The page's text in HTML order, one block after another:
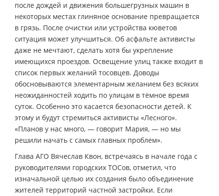
после дождей и движения большегрузных машин в
некоторых местах глиняное основание превращается
в грязь. После очистки или устройства кюветов
ситуация может улучшиться. Об асфальте активисты
даже не мечтают, сделать хотя бы укрепление
имеющихся проездов. Освещение улиц также входит в
список первых желаний тосовцев. Доводы
обосновываются элементарным желанием без всяких
неожиданностей ходить по улицам в тёмное время
суток. Особенно это касается безопасности детей. К
этому и будут стремиться активисты «Лесного».
«Планов у нас много, — говорит Мария, — но мы
решили начать с самых главных проблем».
Глава АГО Вячеслав Квон, встречаясь в начале года с
руководителями городских ТОСов, отметил, что
изначальной целью их создания было объединение
жителей территорий частной застройки. Если